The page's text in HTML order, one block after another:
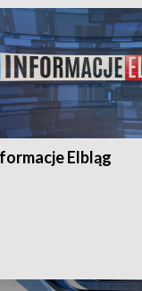
Elbląg